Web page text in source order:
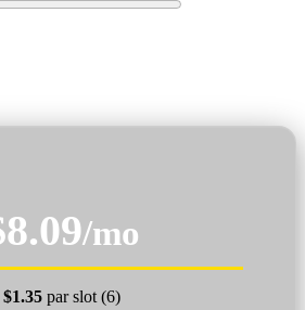
/mo
$1.35 par slot (6)